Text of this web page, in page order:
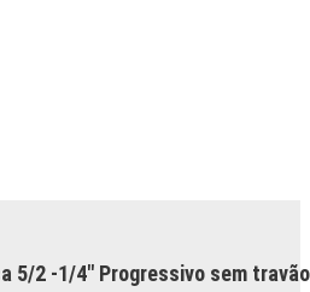
5/2 -1/4″ Progressivo sem